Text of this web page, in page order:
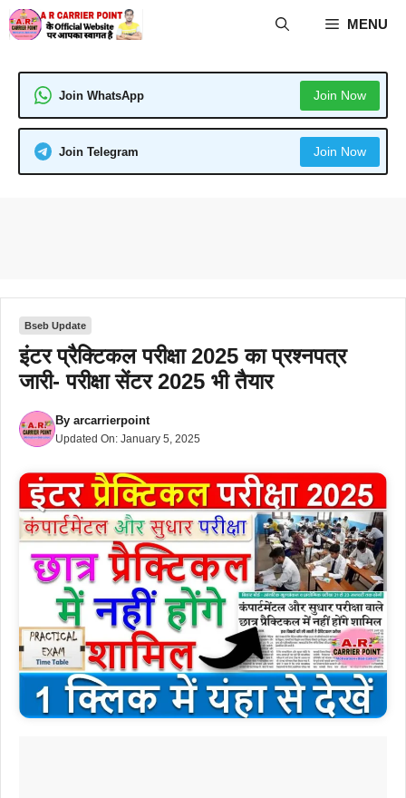
Skip
to
MENU
Join WhatsApp Join Now
Join Telegram Join Now
Bseb Update
इंटर प्रैक्टिकल परीक्षा 2025 का प्रश्नपत्र
जारी- परीक्षा सेंटर 2025 भी तैयार
By arcarrierpoint
Updated On: January 5, 2025